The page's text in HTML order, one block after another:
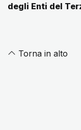
degli Enti del
Torna in alto